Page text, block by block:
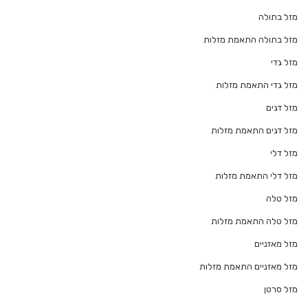
מזל בתולה
מזל בתולה התאמת מזלות
מזל גדי
מזל גדי התאמת מזלות
מזל דגים
מזל דגים התאמת מזלות
מזל דלי
מזל דלי התאמת מזלות
מזל טלה
מזל טלה התאמת מזלות
מזל מאזניים
מזל מאזניים התאמת מזלות
מזל סרטן